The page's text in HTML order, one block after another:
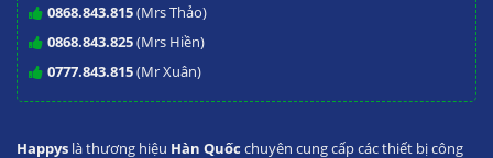
0868.843.815(Mrs Thảo)
0868.843.825(Mrs Hiền)
0777.843.815(Mr Xuân)
Happys là thương hiệu Hàn Quốc chuyên cung cấp các thiết bị công